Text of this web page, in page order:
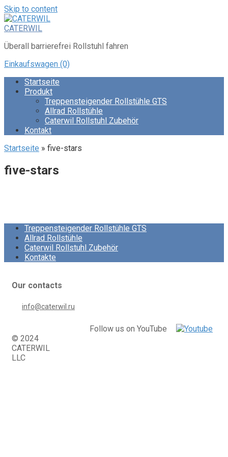
Skip to content
CATERWIL
Überall barrierefrei Rollstuhl fahren
Einkaufswagen (0)
Startseite
Produkt
Treppensteigender Rollstühle GTS
Allrad Rollstühle
Caterwil Rollstuhl Zubehör
Kontakt
Startseite » five-stars
five-stars
Treppensteigender Rollstühle GTS
Allrad Rollstühle
Caterwil Rollstuhl Zubehör
Kontakte
Our contacts
info@caterwil.ru
Follow us on YouTube
© 2024
CATERWIL
LLC